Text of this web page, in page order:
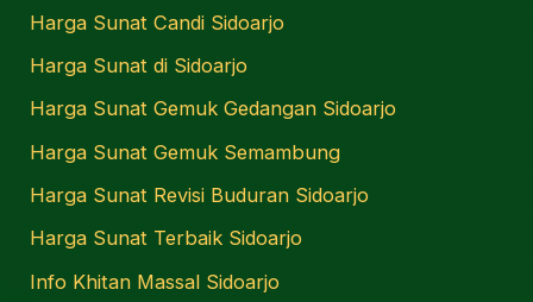
Harga Sunat Candi Sidoarjo
Harga Sunat di Sidoarjo
Harga Sunat Gemuk Gedangan Sidoarjo
Harga Sunat Gemuk Semambung
Harga Sunat Revisi Buduran Sidoarjo
Harga Sunat Terbaik Sidoarjo
Info Khitan Massal Sidoarjo